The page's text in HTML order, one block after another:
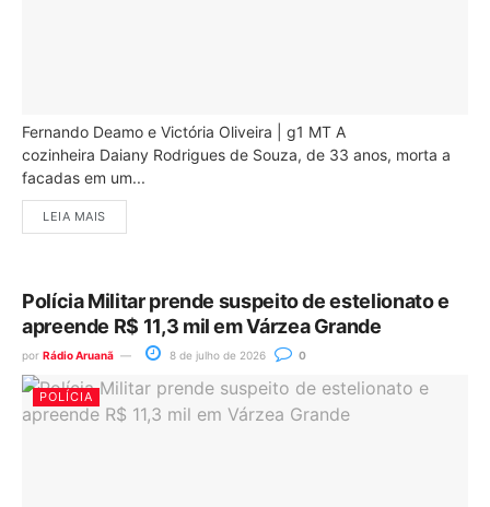
Fernando Deamo e Victória Oliveira | g1 MT A
cozinheira Daiany Rodrigues de Souza, de 33 anos, morta a
facadas em um...
LEIA MAIS
Polícia Militar prende suspeito de estelionato e
apreende R$ 11,3 mil em Várzea Grande
por Rádio Aruanã 8 de julho de 2026 0
POLÍCIA